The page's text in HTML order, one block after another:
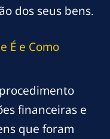
dos seus bens.
É e Como
financeiras e
que foram